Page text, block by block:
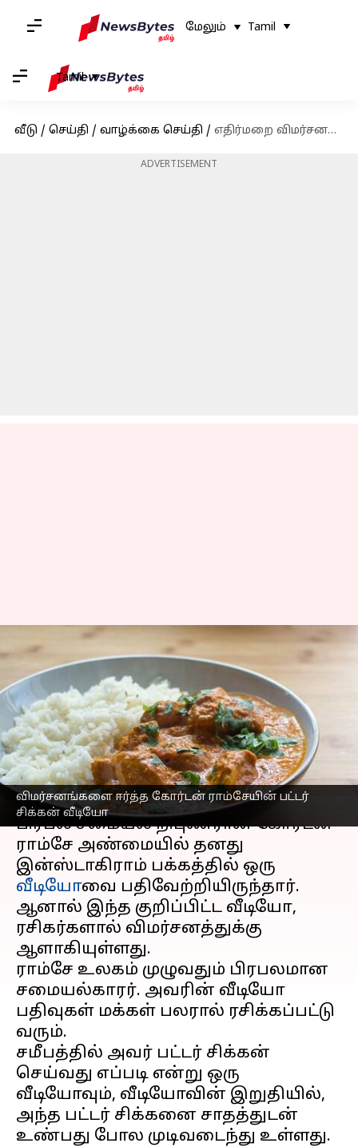
மேலும் Tamil
Tamil
வீடு / செய்தி / வாழ்க்கை செய்தி / எதிர்மறை விமர்சனங்களை சந்தித்த கோர்டன் ராம்சே! இது தான் பட்டர் சிக்கனா?
ADVERTISEMENT
விமர்சனங்களை ஈர்த்த கோர்டன் ராம்சேயின் பட்டர்
சிக்கன் வீடியோ
எதிர்மறை
விமர்சனங்களை சந்தித்த
கோர்டன் ராம்சே! இது
தான் பட்டர் சிக்கனா?
எழுதியவர் Venkatalakshmi V Feb 20, 2023 08:28 pm
செய்தி முன்னோட்டம்
பிரபல சமையல் நிபுணரான கோர்டன்
ராம்சே அண்மையில் தனது
இன்ஸ்டாகிராம் பக்கத்தில் ஒரு
வீடியோவை பதிவேற்றியிருந்தார்.
ஆனால் இந்த குறிப்பிட்ட வீடியோ,
ரசிகர்களால் விமர்சனத்துக்கு
ஆளாகியுள்ளது.
ராம்சே உலகம் முழுவதும் பிரபலமான
சமையல்காரர். அவரின் வீடியோ
பதிவுகள் மக்கள் பலரால் ரசிக்கப்பட்டு
வரும்.
சமீபத்தில் அவர் பட்டர் சிக்கன்
செய்வது எப்படி என்று ஒரு
வீடியோவும், வீடியோவின் இறுதியில்,
அந்த பட்டர் சிக்கனை சாதத்துடன்
உண்பது போல முடிவடைந்து உள்ளது.